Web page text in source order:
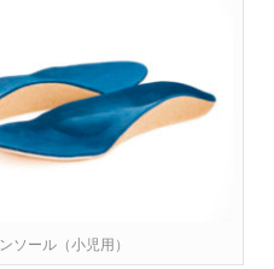
ソール（小児用）